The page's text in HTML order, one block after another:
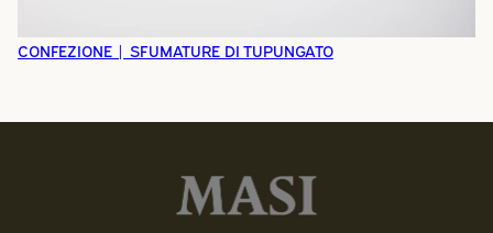
CONFEZIONE | SFUMATURE DI TUPUNGATO